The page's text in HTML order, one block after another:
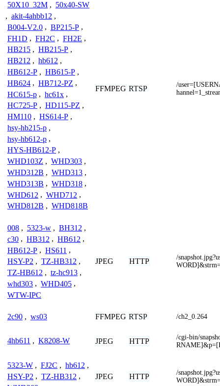
50X10_32M , 50x40-SW
, akit-4ahbb12 ,
B004-V2.0 , BP215-P ,
FH1D , FH2C , FH2E ,
HB215 , HB215-P ,
HB212 , hb612 ,
HB612-P , HB615-P ,
HB624 , HB712-PZ ,
HC615-p , hc61x ,
HC725-P , HD115-PZ ,
HM110 , HS614-P ,
hsy-hb215-p ,
hsy-hb612-p ,
HYS-HB612-P ,
WHD103Z , WHD303 ,
WHD312B , WHD313 ,
WHD313B , WHD318 ,
WHD612 , WHD712 ,
WHD812B , WHD818B
FFMPEG RTSP
/
008 , 5323-w , BH312 ,
c30 , HB312 , HB612 ,
HB612-P , HS611 ,
HSY-P2 , TZ-HB312 ,
TZ-HB612 , tz-hc913 ,
whd303 , WHD405 ,
WTW-IPC
JPEG HTTP
/
2c90 , ws03 FFMPEG RTSP /ch2_0.264
4hb611 , K8208-W JPEG HTTP
/cgi-bin/
5323-W , FJ2C , hb612 ,
HSY-P2 , TZ-HB312 ,
JPEG HTTP
/